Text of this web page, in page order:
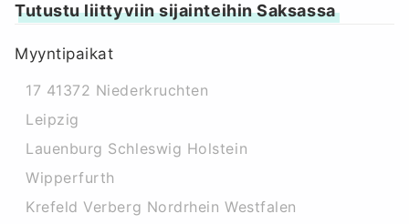
Tutustu liittyviin sijainteihin Saksassa
Myyntipaikat
17 41372 Niederkruchten
Leipzig
Lauenburg Schleswig Holstein
Wipperfurth
Krefeld Verberg Nordrhein Westfalen